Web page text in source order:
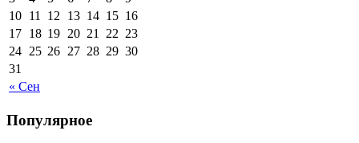
« Сен
10 11 12 13 14 15 16
17 18 19 20 21 22 23
24 25 26 27 28 29 30
31
Популярное